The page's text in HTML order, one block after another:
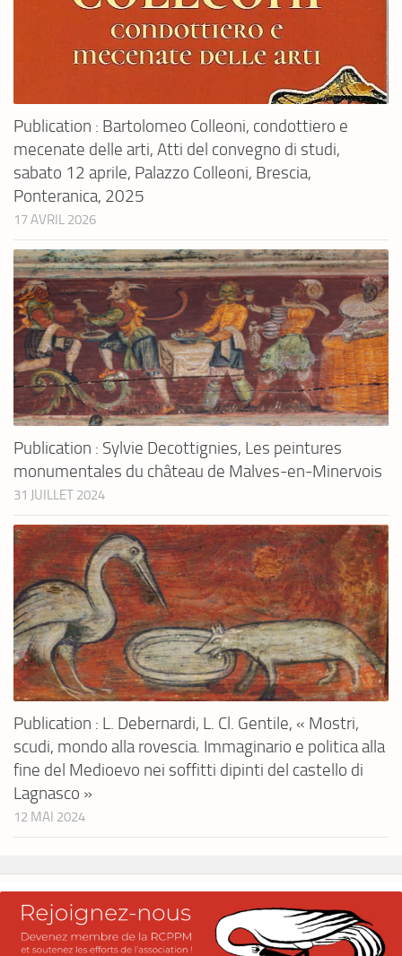
Publication : Bartolomeo Colleoni, condottiero e
mecenate delle arti, Atti del convegno di studi,
sabato 12 aprile, Palazzo Colleoni, Brescia,
Ponteranica, 2025
17 AVRIL 2026
Publication : Sylvie Decottignies, Les peintures
monumentales du château de Malves-en-Minervois
31 JUILLET 2024
Publication : L. Debernardi, L. Cl. Gentile, « Mostri,
scudi, mondo alla rovescia. Immaginario e politica alla
fine del Medioevo nei soffitti dipinti del castello di
Lagnasco »
12 MAI 2024